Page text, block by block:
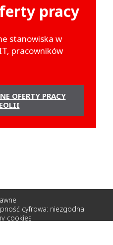
pracy
stanowiska w
pracowników
OFERTY PRACY
cyfrowa: niezgodna
cookies